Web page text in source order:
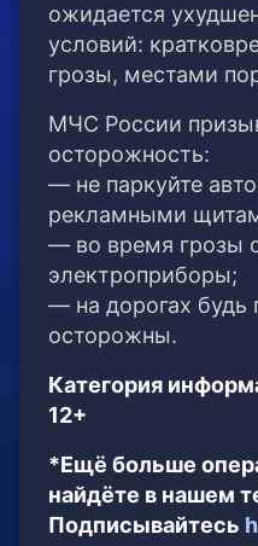
ожидается
условий:
грозы, местами
МЧС России
осторожность:
— не паркуйте
рекламными
— во время грозы
электроприборы;
— на дорогах будь
осторожны.
Категория
12+
*Ещё больше
найдёте в нашем
Подписывайтесь